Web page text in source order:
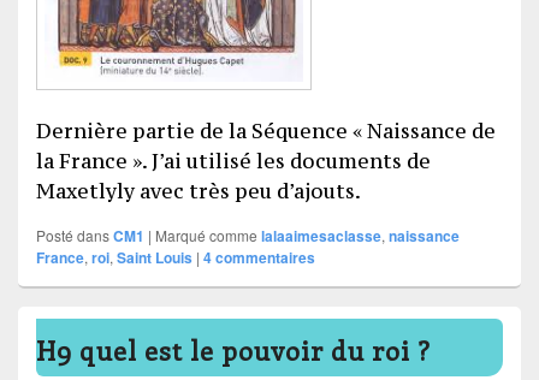
Dernière partie de la Séquence « Naissance de
la France ». J’ai utilisé les documents de
Maxetlyly avec très peu d’ajouts.
Posté dansCM1 | Marqué comme lalaaimesaclasse, naissance
France, roi, Saint Louis | 4commentaires
H9 quel est le pouvoir du roi ?